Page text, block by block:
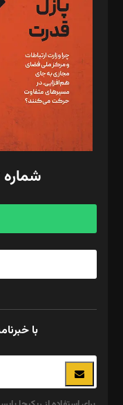
مصطفی مسجدی آرانی،
رستمی،مصطفی باستان
ویرایش: نگار استاد‌‌آقا
طراح یونیفرم: مجید توکلی
فیلمبرداری و عکاسی:
گرافیک و صفحه‌آرایی:
مد‌یر توسعه تجاری: کامبیز
امور مالی: شاپور رهبری،
آگهی و مشترکین: ۰۹۱۹۹۹۹۰۴۵۴
شماره ۱۴۷ - مرداد ۱۴۰۵
با